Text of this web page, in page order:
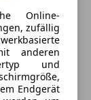
Online-
zufällig
anderen
und
Endgerät